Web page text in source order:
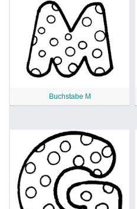
Buchstabe M